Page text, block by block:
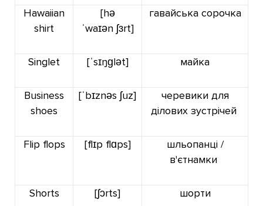
Hawaiian
shirt
[hə
ˈwaɪən ʃɜrt]
гавайська сорочка
Singlet [ˈsɪŋɡlət] майка
Business
shoes
[ˈbɪznəs ʃuz]
черевики для
ділових зустрічей
Flip flops [flɪp flɑps]
шльопанці /
в'єтнамки
Shorts [ʃɔrts] шорти